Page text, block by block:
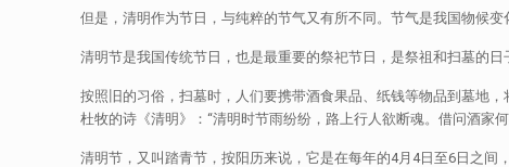
但是，清明作为节日，与纯粹的节气又有所不同。节气是我国物候
清明节是我国传统节日，也是最重要的祭祀节日，是祭祖和扫墓的
按照旧的习俗，扫墓时，人们要携带酒食果品、纸钱等物品到墓地
杜牧的诗《清明》：“清明时节雨纷纷，路上行人欲断魂。借问酒家
清明节，又叫踏青节，按阳历来说，它是在每年的4月4日至6日之间